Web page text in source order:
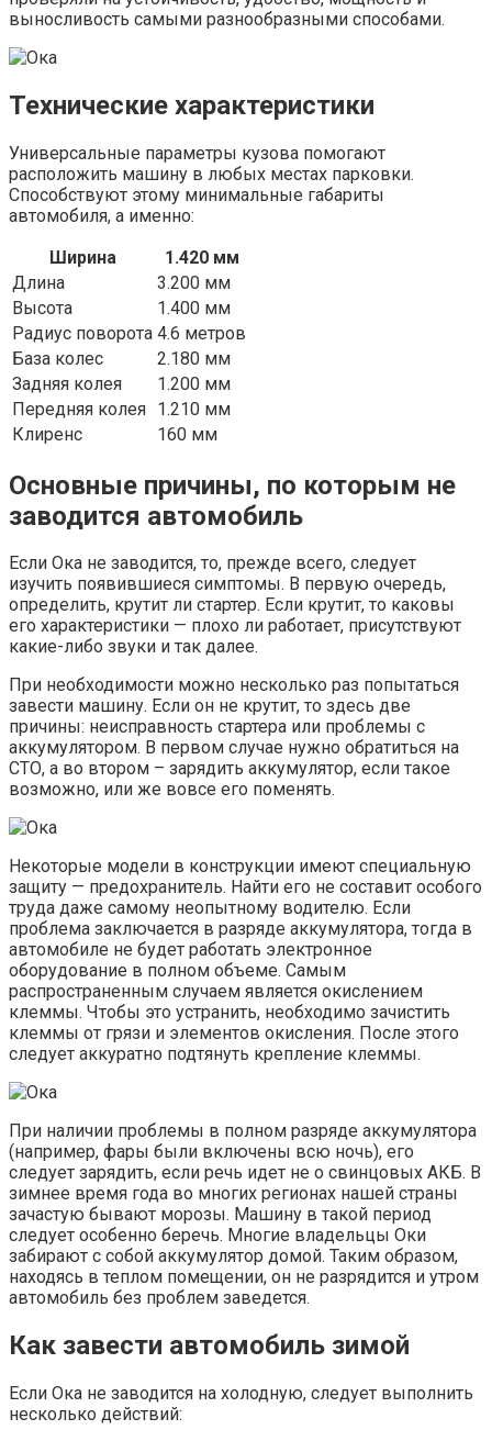
выносливость самыми разнообразными способами.
Технические характеристики
Универсальные параметры кузова помогают
расположить машину в любых местах парковки.
Способствуют этому минимальные габариты
автомобиля, а именно:
Ширина
1.420 мм
Длина
3.200 мм
Высота
1.400 мм
Радиус поворота 4.6 метров
База колес
2.180 мм
Задняя колея
1.200 мм
Передняя колея 1.210 мм
Клиренс
160 мм
Основные причины, по которым не
заводится автомобиль
Если Ока не заводится, то, прежде всего, следует
изучить появившиеся симптомы. В первую очередь,
определить, крутит ли стартер. Если крутит, то каковы
его характеристики — плохо ли работает, присутствуют
какие-либо звуки и так далее.
При необходимости можно несколько раз попытаться
завести машину. Если он не крутит, то здесь две
причины: неисправность стартера или проблемы с
аккумулятором. В первом случае нужно обратиться на
СТО, а во втором – зарядить аккумулятор, если такое
возможно, или же вовсе его поменять.
Некоторые модели в конструкции имеют специальную
защиту — предохранитель. Найти его не составит особого
труда даже самому неопытному водителю. Если
проблема заключается в разряде аккумулятора, тогда в
автомобиле не будет работать электронное
оборудование в полном объеме. Самым
распространенным случаем является окислением
клеммы. Чтобы это устранить, необходимо зачистить
клеммы от грязи и элементов окисления. После этого
следует аккуратно подтянуть крепление клеммы.
При наличии проблемы в полном разряде аккумулятора
(например, фары были включены всю ночь), его
следует зарядить, если речь идет не о свинцовых АКБ. В
зимнее время года во многих регионах нашей страны
зачастую бывают морозы. Машину в такой период
следует особенно беречь. Многие владельцы Оки
забирают с собой аккумулятор домой. Таким образом,
находясь в теплом помещении, он не разрядится и утром
автомобиль без проблем заведется.
Как завести автомобиль зимой
Если Ока не заводится на холодную, следует выполнить
несколько действий: